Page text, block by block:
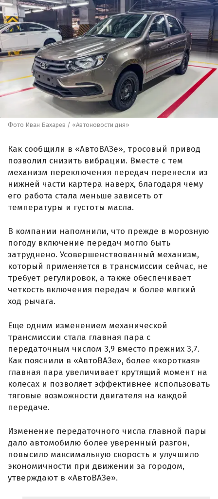
Фото Иван Бахарев / «Автоновости дня»
Как сообщили в «АвтоВАЗе», тросовый привод
позволил снизить вибрации. Вместе с тем
механизм переключения передач перенесли из
нижней части картера наверх, благодаря чему
его работа стала меньше зависеть от
температуры и густоты масла.
В компании напомнили, что прежде в морозную
погоду включение передач могло быть
затруднено. Усовершенствованный механизм,
который применяется в трансмиссии сейчас, не
требует регулировок, а также обеспечивает
четкость включения передач и более мягкий
ход рычага.
Еще одним изменением механической
трансмиссии стала главная пара с
передаточным числом 3,9 вместо прежних 3,7.
Как пояснили в «АвтоВАЗе», более «короткая»
главная пара увеличивает крутящий момент на
колесах и позволяет эффективнее использовать
тяговые возможности двигателя на каждой
передаче.
Изменение передаточного числа главной пары
дало автомобилю более уверенный разгон,
повысило максимальную скорость и улучшило
экономичности при движении за городом,
утверждают в «АвтоВАЗе».